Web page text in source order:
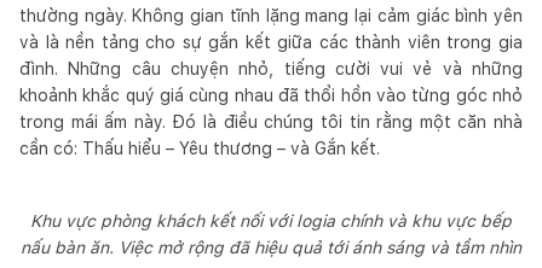
thường ngày. Không gian tĩnh lặng mang lại cảm giác bình yên
và là nền tảng cho sự gắn kết giữa các thành viên trong gia
đình. Những câu chuyện nhỏ, tiếng cười vui vẻ và những
khoảnh khắc quý giá cùng nhau đã thổi hồn vào từng góc nhỏ
trong mái ấm này. Đó là điều chúng tôi tin rằng một căn nhà
cần có: Thấu hiểu – Yêu thương – và Gắn kết.
Khu vực phòng khách kết nối với logia chính và khu vực bếp
nấu bàn ăn. Việc mở rộng đã hiệu quả tới ánh sáng và tầm nhìn